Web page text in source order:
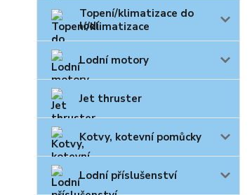
Topení/klimatizace do
lodí
Lodní motory
Jet thruster
Kotvy, kotevní pomůcky
Lodní příslušenství